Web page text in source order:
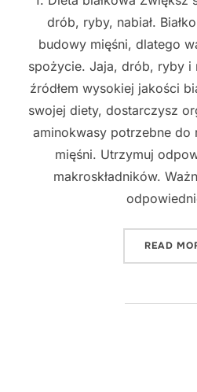
drób, ryby, nabiał.
budowy mięśni, dlatego
spożycie. Jaja, drób, ryby i
źródłem wysokiej jakości
swojej diety, dostarczysz
aminokwasy potrzebne do
mięśni. Utrzymuj
makroskładników.
READ